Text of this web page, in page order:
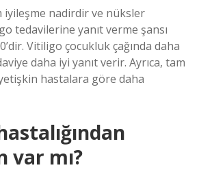
iyileşme nadirdir ve nüksler
tedavilerine yanıt verme şansı
Vitiligo çocukluk çağında daha
daha iyi yanıt verir. Ayrıca, tam
hastalara göre daha
var mı?